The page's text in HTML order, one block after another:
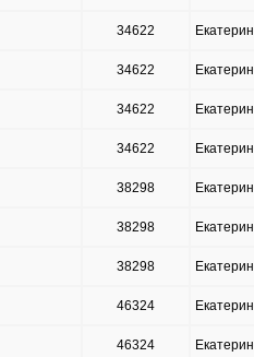
34622
34622
34622
34622
38298
38298
38298
46324
46324